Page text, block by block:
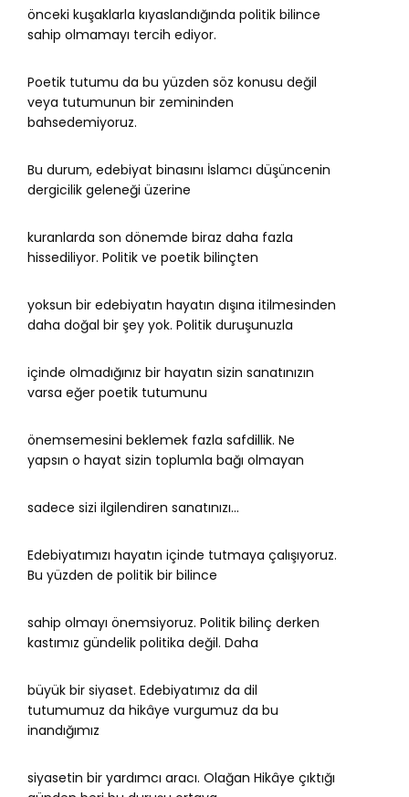
önceki kuşaklarla kıyaslandığında politik bilince
sahip olmamayı tercih ediyor.
Poetik tutumu da bu yüzden söz konusu değil
veya tutumunun bir zemininden
bahsedemiyoruz.
Bu durum, edebiyat binasını İslamcı düşüncenin
dergicilik geleneği üzerine
kuranlarda son dönemde biraz daha fazla
hissediliyor. Politik ve poetik bilinçten
yoksun bir edebiyatın hayatın dışına itilmesinden
daha doğal bir şey yok. Politik duruşunuzla
içinde olmadığınız bir hayatın sizin sanatınızın
varsa eğer poetik tutumunu
önemsemesini beklemek fazla safdillik. Ne
yapsın o hayat sizin toplumla bağı olmayan
sadece sizi ilgilendiren sanatınızı…
Edebiyatımızı hayatın içinde tutmaya çalışıyoruz.
Bu yüzden de politik bir bilince
sahip olmayı önemsiyoruz. Politik bilinç derken
kastımız gündelik politika değil. Daha
büyük bir siyaset. Edebiyatımız da dil
tutumumuz da hikâye vurgumuz da bu
inandığımız
siyasetin bir yardımcı aracı. Olağan Hikâye çıktığı